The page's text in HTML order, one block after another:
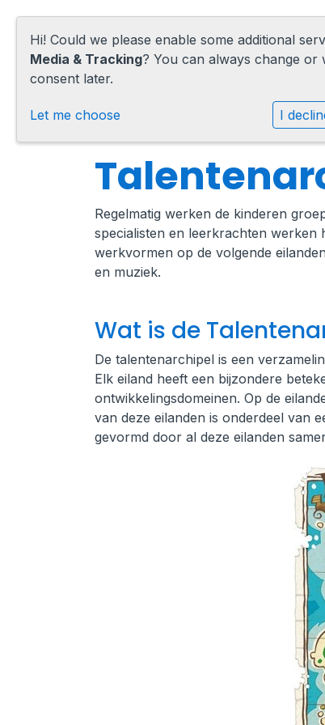
Home
Onze school
Praktische informatie
Medezeggenschap
Vacatures
Regelmatig werken de kinderen
specialisten en leerkrachten werken
werkvormen op de volgende
en muziek.
Wat is de
De talentenarchipel is een
Elk eiland heeft een bijzondere
ontwikkelingsdomeinen. Op de
van deze eilanden is onderdeel van
gevormd door al deze eilanden
Hi! Could we please enable some additional
Media & Tracking? You can always change or
consent later.
Let me choose I